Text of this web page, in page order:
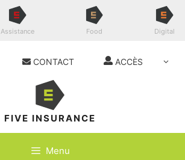
Assistance Food Digital
CONTACT ACCÈS
FIVE INSURANCE
Menu